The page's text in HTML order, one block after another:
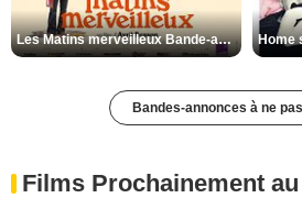
Les Matins merveilleux Bande-annonce VF
Bandes-annonces à ne
Films Prochainement